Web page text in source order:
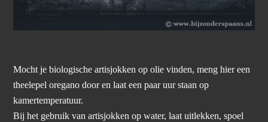
Mocht je biologische artisjokken op olie vinden, meng hier een
theelepel oregano door en laat een paar uur staan op
kamertemperatuur.
Bij het gebruik van artisjokken op water, laat uitlekken, spoel